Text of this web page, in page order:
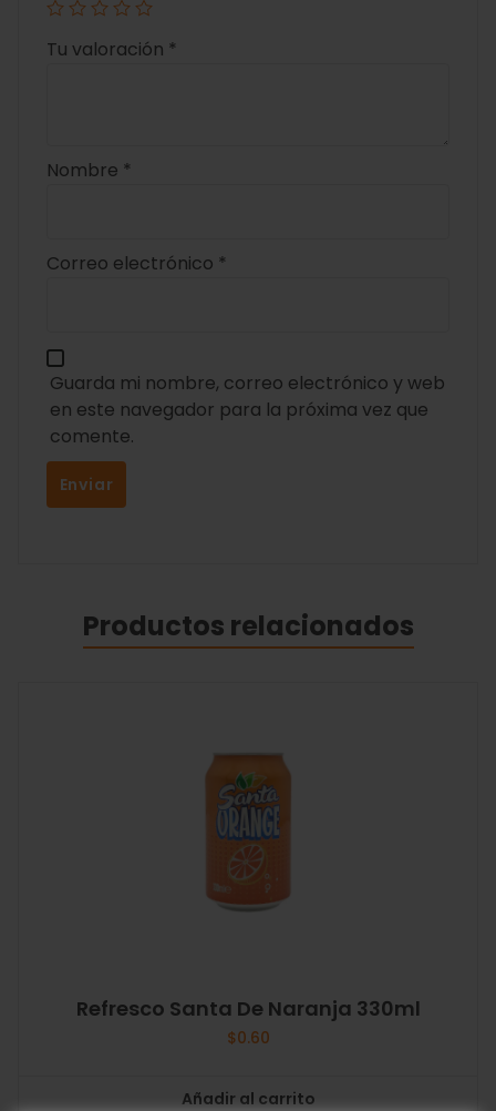
Tu valoración *
Nombre *
Correo electrónico *
Guarda mi nombre, correo electrónico y web
en este navegador para la próxima vez que
comente.
Productos relacionados
Refresco Santa De Naranja 330ml
$0.60
Añadir al carrito